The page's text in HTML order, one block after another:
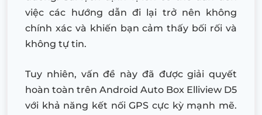
việc các hướng dẫn đi lại trở nên không
chính xác và khiến bạn cảm thấy bối rối và
không tự tin.
Tuy nhiên, vấn đề này đã được giải quyết
hoàn toàn trên Android Auto Box Elliview D5
với khả năng kết nối GPS cực kỳ mạnh mẽ.